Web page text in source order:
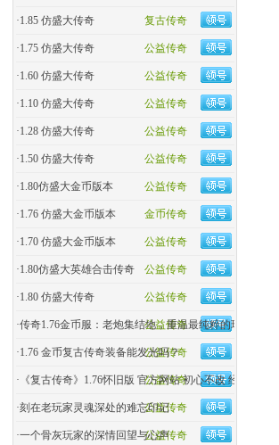
复古传奇
·1.85 仿盛大传奇
公益传奇
·1.75 仿盛大传奇
公益传奇
·1.60 仿盛大传奇
公益传奇
·1.10 仿盛大传奇
公益传奇
·1.28 仿盛大传奇
公益传奇
·1.50 仿盛大传奇
公益传奇
·1.80仿盛大金币版本
金币传奇
·1.76 仿盛大金币版本
公益传奇
·1.70 仿盛大金币版本
公益传奇
·1.80仿盛大英雄合击传奇
公益传奇
·1.80 仿盛大传奇
公益传奇
·传奇1.76金币服：老炮集结地，重温最纯粹的玛法热血！
公益传奇
·1.76 金币复古传奇装备能发光吗？
公益传奇
· 《复古传奇》1.76怀旧版 官方网站 初心不改 经典回归
公益传奇
·刻在老玩家灵魂深处的难忘印记
公益传奇
·一个骨灰玩家的深情回望与心声